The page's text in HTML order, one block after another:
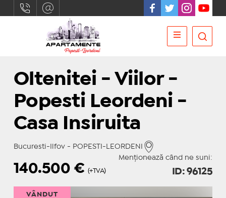
Oltenitei - Viilor -
Popesti Leordeni -
Casa Insiruita
Bucuresti-Ilfov - POPESTI-LEORDENI
Menționează când ne suni:
140.500 € (+TVA) ID: 96125
VÂNDUT